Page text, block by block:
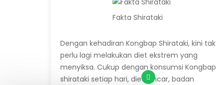
Fakta Shirataki
Dengan kehadiran Kongbap Shirataki, kini tak
perlu lagi melakukan diet ekstrem yang
menyiksa. Cukup dengan konsumsi Kongbap
shirataki setiap hari, diet lancar, badan